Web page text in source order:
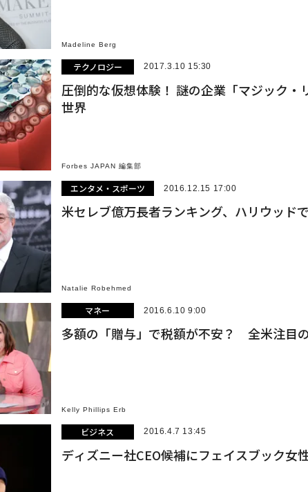
Madeline Berg
テクノロジー 2017.3.10 15:30
圧倒的な仮想体験！ 謎の企業「マジック・
世界
Forbes JAPAN 編集部
エンタメ・スポーツ 2016.12.15 17:00
米セレブ億万長者ランキング、ハリウッド
Natalie Robehmed
マネー 2016.6.10 9:00
多額の「贈与」で税額が不安？ 全米注目
Kelly Phillips Erb
ビジネス 2016.4.7 13:45
ディズニー社CEO候補にフェイスブック女